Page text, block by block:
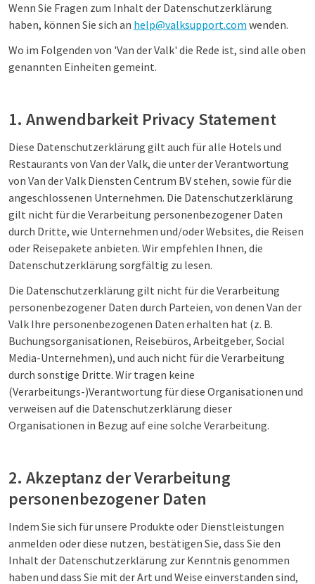
Wenn Sie Fragen zum Inhalt der Datenschutzerklärung
haben, können Sie sich an help@valksupport.com wenden.
Wo im Folgenden von 'Van der Valk' die Rede ist, sind alle oben
genannten Einheiten gemeint.
1. Anwendbarkeit Privacy Statement
Diese Datenschutzerklärung gilt auch für alle Hotels und
Restaurants von Van der Valk, die unter der Verantwortung
von Van der Valk Diensten Centrum BV stehen, sowie für die
angeschlossenen Unternehmen. Die Datenschutzerklärung
gilt nicht für die Verarbeitung personenbezogener Daten
durch Dritte, wie Unternehmen und/oder Websites, die Reisen
oder Reisepakete anbieten. Wir empfehlen Ihnen, die
Datenschutzerklärung sorgfältig zu lesen.
Die Datenschutzerklärung gilt nicht für die Verarbeitung
personenbezogener Daten durch Parteien, von denen Van der
Valk Ihre personenbezogenen Daten erhalten hat (z. B.
Buchungsorganisationen, Reisebüros, Arbeitgeber, Social
Media-Unternehmen), und auch nicht für die Verarbeitung
durch sonstige Dritte. Wir tragen keine
(Verarbeitungs-)Verantwortung für diese Organisationen und
verweisen auf die Datenschutzerklärung dieser
Organisationen in Bezug auf eine solche Verarbeitung.
2. Akzeptanz der Verarbeitung
personenbezogener Daten
Indem Sie sich für unsere Produkte oder Dienstleistungen
anmelden oder diese nutzen, bestätigen Sie, dass Sie den
Inhalt der Datenschutzerklärung zur Kenntnis genommen
haben und dass Sie mit der Art und Weise einverstanden sind,